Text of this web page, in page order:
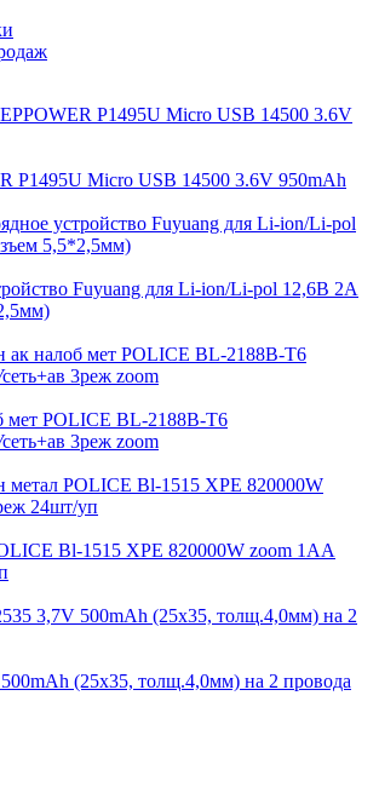
P1495U Micro USB 14500 3.6V 950mAh
Fuyuang для Li-ion/Li-pol 12,6В 2А
мет POLICE BL-2188B-T6
3реж zoom
Bl-1515 XPE 820000W zoom 1AA
(25x35, толщ.4,0мм) на 2 провода